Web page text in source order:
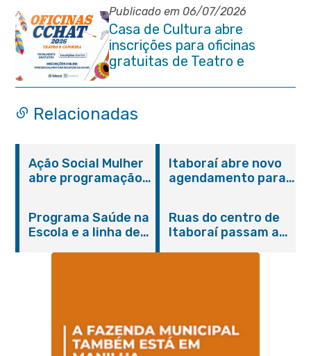
Testamento”
Publicado em 06/07/2026
Casa de Cultura abre
inscrições para oficinas
gratuitas de Teatro e
Capoeira
Relacionadas
Ação Social Mulher
abre programação
serviços gratuitos e
orientações
Itaboraí abre novo
agendamento para
Programa Saúde na
Escola e a linha de
Magalhães Seabra
Ruas do centro de
Itaboraí passam a